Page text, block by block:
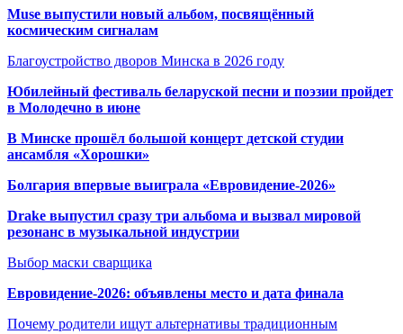
Muse выпустили новый альбом, посвящённый
космическим сигналам
Благоустройство дворов Минска в 2026 году
Юбилейный фестиваль беларуской песни и поэзии пройдет
в Молодечно в июне
В Минске прошёл большой концерт детской студии
ансамбля «Хорошки»
Болгария впервые выиграла «Евровидение-2026»
Drake выпустил сразу три альбома и вызвал мировой
резонанс в музыкальной индустрии
Выбор маски сварщика
Евровидение-2026: объявлены место и дата финала
Почему родители ищут альтернативы традиционным